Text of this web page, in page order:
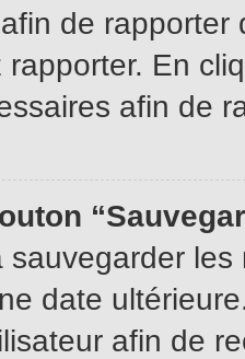
de
En
afin de
sauvegarder
date
afin de